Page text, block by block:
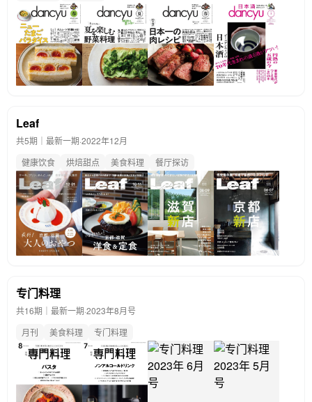
Leaf
共5期｜最新一期·2022年12月
健康饮食
烘焙甜点 美食料理 餐厅探访
专门料理
共16期｜最新一期·2023年8月号
月刊
美食料理 专门料理